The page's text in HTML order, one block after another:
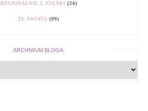
REGIONALNIE Z POLSKI (24)
ZE ŚWIATA (99)
ARCHIWUM BLOGA: